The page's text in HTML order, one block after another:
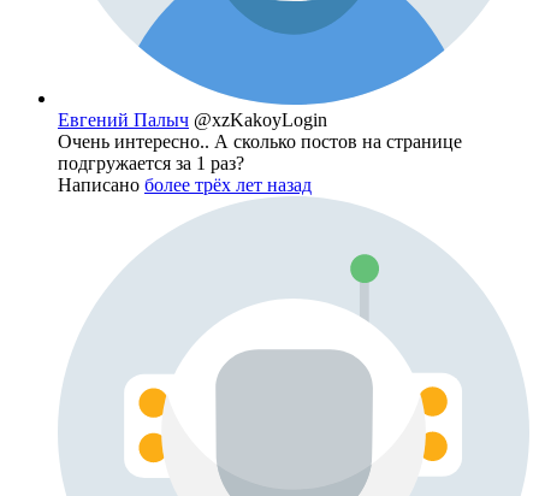
Евгений Палыч @xzKakoyLogin
Очень интересно.. А сколько постов на странице
подгружается за 1 раз?
Написано более трёх лет назад